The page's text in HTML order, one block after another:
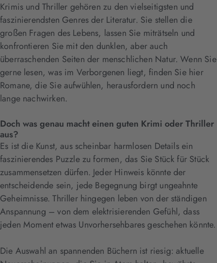
Krimis und Thriller gehören zu den vielseitigsten und
faszinierendsten Genres der Literatur. Sie stellen die
großen Fragen des Lebens, lassen Sie miträtseln und
konfrontieren Sie mit den dunklen, aber auch
überraschenden Seiten der menschlichen Natur. Wenn Sie
gerne lesen, was im Verborgenen liegt, finden Sie hier
Romane, die Sie aufwühlen, herausfordern und noch
lange nachwirken.
Doch was genau macht einen guten Krimi oder Thriller
aus?
Es ist die Kunst, aus scheinbar harmlosen Details ein
faszinierendes Puzzle zu formen, das Sie Stück für Stück
zusammensetzen dürfen. Jeder Hinweis könnte der
entscheidende sein, jede Begegnung birgt ungeahnte
Geheimnisse. Thriller hingegen leben von der ständigen
Anspannung – von dem elektrisierenden Gefühl, dass
jeden Moment etwas Unvorhersehbares geschehen könnte.
Die Auswahl an spannenden Büchern ist riesig: aktuelle